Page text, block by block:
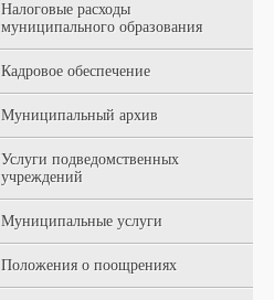
Налоговые расходы
муниципального образования
Кадровое обеспечение
Муниципальный архив
Услуги подведомственных
учреждений
Муниципальные услуги
Положения о поощрениях